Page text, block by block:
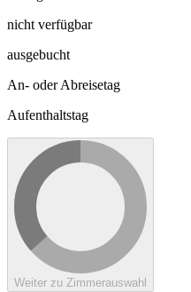
nicht verfügbar
ausgebucht
An- oder Abreisetag
Aufenthaltstag
Weiter zu Zimmerauswahl